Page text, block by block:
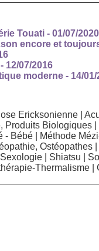
Touati - 01/07/2020
encore et
- 12/07/2016
moderne - 14/
Ericksonienne
Produits Biologiques
- Bébé Méthode
Ostéopathes
Shiatsu
Thermalisme